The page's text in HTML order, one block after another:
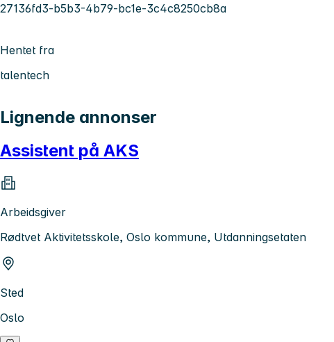
27136fd3-b5b3-4b79-bc1e-3c4c8250cb8a
Hentet fra
talentech
Lignende annonser
Assistent på AKS
Arbeidsgiver
Rødtvet Aktivitetsskole, Oslo kommune, Utdanningsetaten
Sted
Oslo